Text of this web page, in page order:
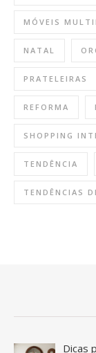
MÓVEIS
NATAL
PRATELEIRAS
REFORMA
SHOPPING
TENDÊNCIA
TENDÊNCIAS
Dicas